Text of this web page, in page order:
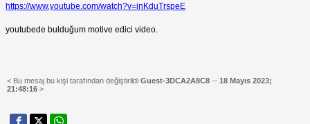
https://www.youtube.com/watch?v=inKduTrspeE
youtubede bulduğum motive edici video.
< Bu mesaj bu kişi tarafından değiştirildi Guest-3DCA2A8C8 -- 18 Mayıs 2023;
21:48:16 >